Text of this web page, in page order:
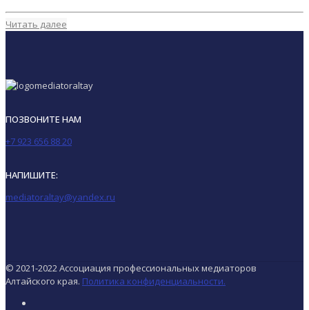
Читать далее
ПОЗВОНИТЕ НАМ
+7 923 656 88 20
НАПИШИТЕ:
mediatoraltay@yandex.ru
© 2021-2022 Ассоциация профессиональных медиаторов
Алтайского края. Политика конфиденциальности.